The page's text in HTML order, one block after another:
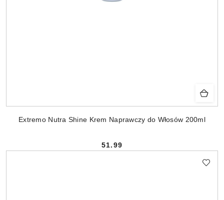
Extremo Nutra Shine Krem Naprawczy do Włosów 200ml
Cena:
51.99